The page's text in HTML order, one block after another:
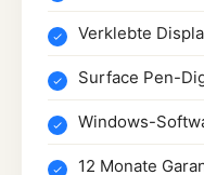
Verklebte
Surface Pen-
Windows-
12 Monate